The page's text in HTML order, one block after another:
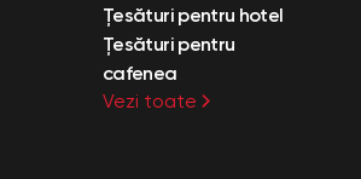
Țesături pentru hotel
Țesături pentru
cafenea
Vezi toate